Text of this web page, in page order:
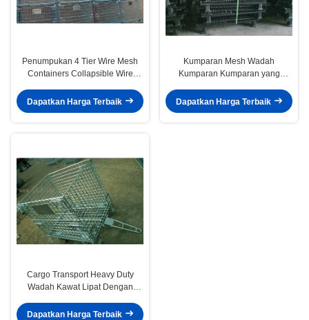
Penumpukan 4 Tier Wire Mesh
Containers Collapsible Wire
Dapatkan Harga Terbaik
Kumparan Mesh Wadah
Kumparan Kumparan yang
Penyimpanan Wadah Kawat
Dapatkan Harga Terbaik
Cargo Transport Heavy Duty
Wadah Kawat Lipat Dengan
Dapatkan Harga Terbaik